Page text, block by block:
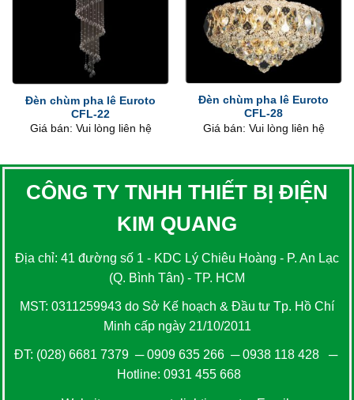
Đèn chùm pha lê Euroto
CFL-22
Giá bán: Vui lòng liên hệ
Đèn chùm pha lê Euroto
CFL-28
Giá bán: Vui lòng liên hệ
CÔNG TY TNHH THIẾT BỊ ĐIỆN
KIM QUANG
Địa chỉ: 41 đường số 1 - KDC Lý Chiêu Hoàng - P. An Lạc
(Q. Bình Tân) - TP. HCM
MST: 0311259943 do Sở Kế hoạch & Đầu tư Tp. Hồ Chí
Minh cấp ngày 21/10/2011
ĐT: (028) 6681 7379 ─0909 635 266─0938 118 428─
Hotline: 0931 455 668